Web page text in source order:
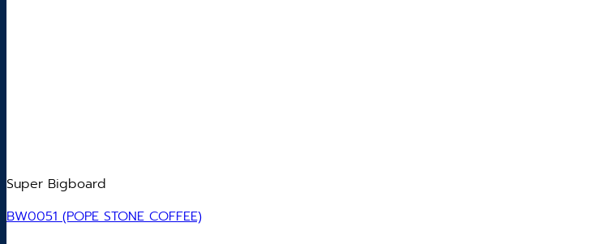
Super Bigboard
BW0051 (POPE STONE COFFEE)